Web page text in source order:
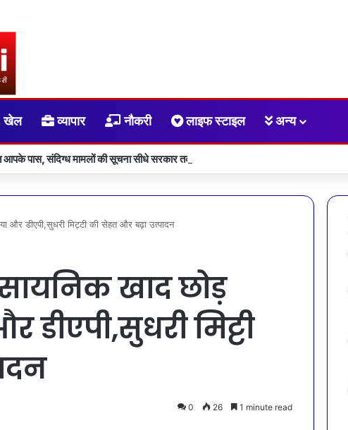
खेल व्यापार नौकरी लाइफ स्टाइल अन्य
आपके पास, संदिग्ध मामलों की सूचना सीधे सरकार तक पहुंचाएं
और डीएपी,सुधरी मिट्टी की सेहत और बढ़ा उत्पादन
खाद छोड़
डीएपी,सुधरी मिट्टी
0 26 1 minute read